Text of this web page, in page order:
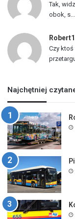
Tak,
obok, s...
Czy ktoś
Najchętniej